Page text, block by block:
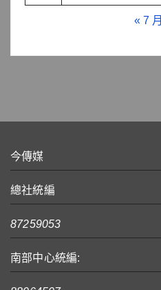
« 7 月
今傳媒
總社統編
87259053
南部中心統編: